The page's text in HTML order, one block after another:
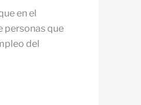
en el
personas que
del